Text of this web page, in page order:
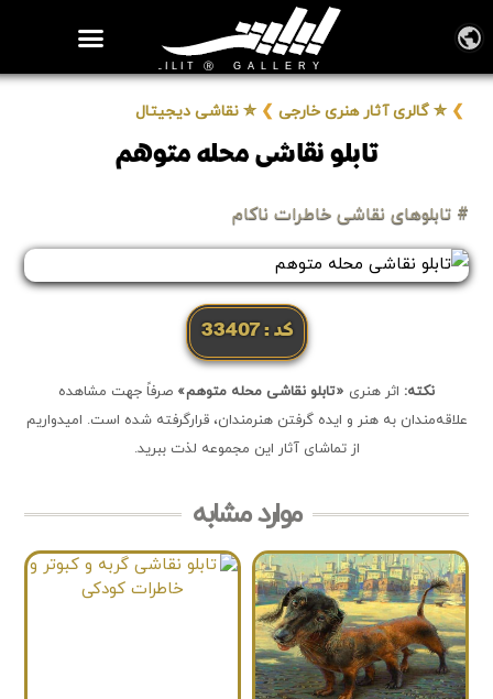
❯ ✮ گالری آثار هنری خارجی ❯ ✮ نقاشی دیجیتال
تابلو نقاشی محله متوهم
# تابلوهای نقاشی خاطرات ناکام
کد: 33407
نکته: اثر هنری «تابلو نقاشی محله متوهم» صرفاً جهت مشاهده
علاقه‌مندان به هنر و ایده گرفتن هنرمندان، قرارگرفته شده است. امیدواریم
از تماشای آثار این مجموعه لذت ببرید.
موارد مشابه